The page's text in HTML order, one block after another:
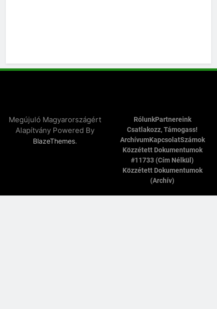
Megújuló Magyarországért
Alapítvány Powered By
BlazeThemes.
RólunkPartnereink
Csatlakozz, Támogass!
ArchívumKapcsolatSzámok
Közzétett Dokumentumok
#11733 (cím Nélkül)
Közzétett Dokumentumok
(archív)